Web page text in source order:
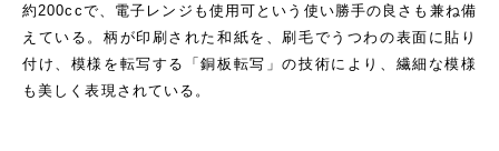
約200ccで、電子レンジも使用可という使い勝手の良さも兼ね備
えている。柄が印刷された和紙を、刷毛でうつわの表面に貼り
付け、模様を転写する「銅板転写」の技術により、繊細な模様
も美しく表現されている。